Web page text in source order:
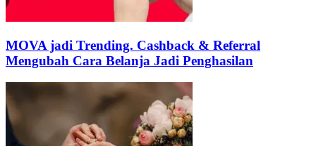
MOVA jadi Trending. Cashback & Referral
Mengubah Cara Belanja Jadi Penghasilan